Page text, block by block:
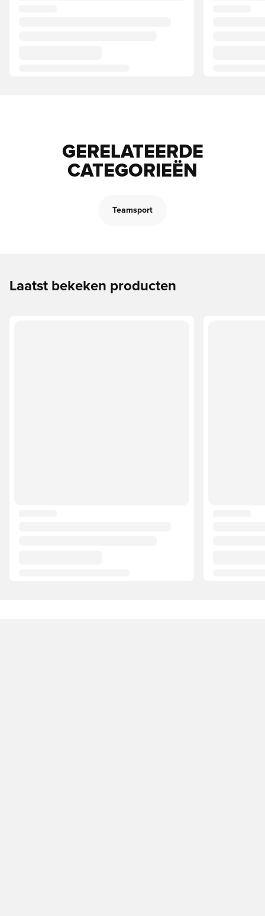
GERELATEERDE
CATEGORIEËN
Teamsport
Laatst bekeken producten